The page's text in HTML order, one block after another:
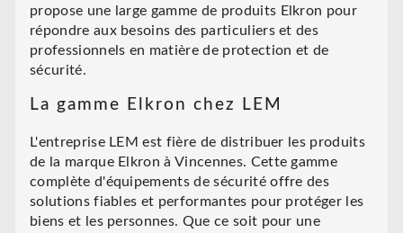
propose une large gamme de produits Elkron pour
répondre aux besoins des particuliers et des
professionnels en matière de protection et de
sécurité.
La gamme Elkron chez LEM
L'entreprise LEM est fière de distribuer les produits
de la marque Elkron à Vincennes. Cette gamme
complète d'équipements de sécurité offre des
solutions fiables et performantes pour protéger les
biens et les personnes. Que ce soit pour une